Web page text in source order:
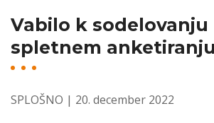
Vabilo k sodelovanju
spletnem anketiranju
SPLOŠNO | 20. december 2022